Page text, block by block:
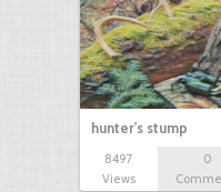
hunter's stump
8497
Views
0